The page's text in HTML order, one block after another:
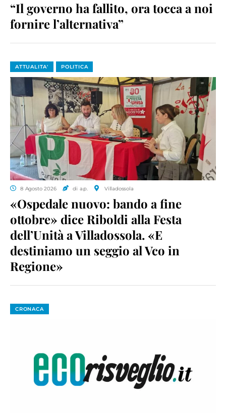
“Il governo ha fallito, ora tocca a noi
fornire l’alternativa”
ATTUALITA' POLITICA
8 Agosto 2026 di a.p. Villadossola
«Ospedale nuovo: bando a fine
ottobre» dice Riboldi alla Festa
dell’Unità a Villadossola. «E
destiniamo un seggio al Vco in
Regione»
CRONACA